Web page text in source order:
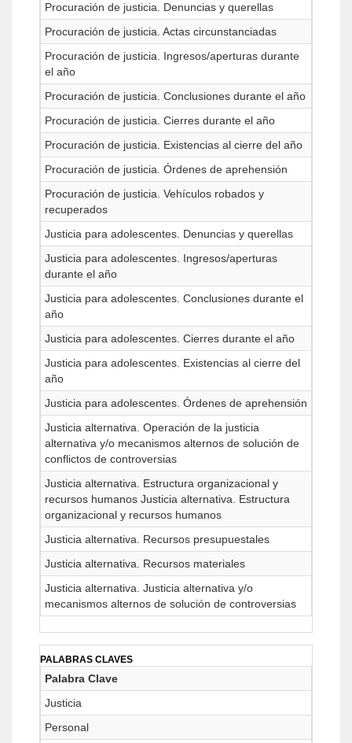
Procuración de justicia. Denuncias y querellas
Procuración de justicia. Actas circunstanciadas
Procuración de justicia. Ingresos/aperturas durante
el año
Procuración de justicia. Conclusiones durante el año
Procuración de justicia. Cierres durante el año
Procuración de justicia. Existencias al cierre del año
Procuración de justicia. Órdenes de aprehensión
Procuración de justicia. Vehículos robados y
recuperados
Justicia para adolescentes. Denuncias y querellas
Justicia para adolescentes. Ingresos/aperturas
durante el año
Justicia para adolescentes. Conclusiones durante el
año
Justicia para adolescentes. Cierres durante el año
Justicia para adolescentes. Existencias al cierre del
año
Justicia para adolescentes. Órdenes de aprehensión
Justicia alternativa. Operación de la justicia
alternativa y/o mecanismos alternos de solución de
conflictos de controversias
Justicia alternativa. Estructura organizacional y
recursos humanos Justicia alternativa. Estructura
organizacional y recursos humanos
Justicia alternativa. Recursos presupuestales
Justicia alternativa. Recursos materiales
Justicia alternativa. Justicia alternativa y/o
mecanismos alternos de solución de controversias
PALABRAS CLAVES
Palabra Clave
Justicia
Personal